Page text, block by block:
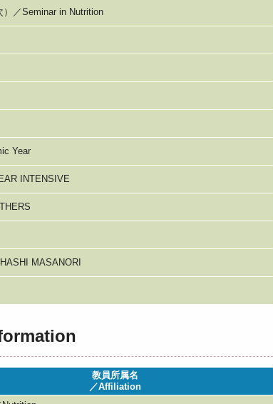
）／Seminar in Nutrition
Year
INTENSIVE
MASANORI
教員所属名
／Affiliation